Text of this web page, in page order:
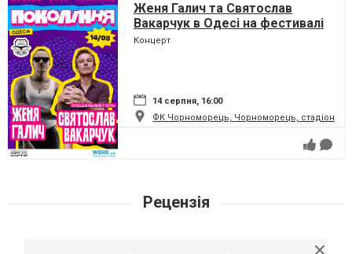
Женя Галич та Святослав
Вакарчук в Одесі на фестивалі
"Покоління"
Концерт
14 серпня, 16:00
ФК Чорноморець, Чорноморець, стадіон
Рецензія